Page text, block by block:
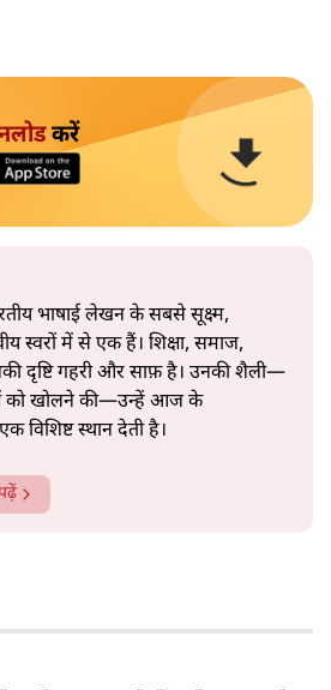
करें
भाषाई लेखन के सबसे सूक्ष्म,
स्वरों में से एक हैं। शिक्षा, समाज,
दृष्टि गहरी और साफ़ है। उनकी शैली—
को खोलने की—उन्हें आज के
विशिष्ट स्थान देती है।